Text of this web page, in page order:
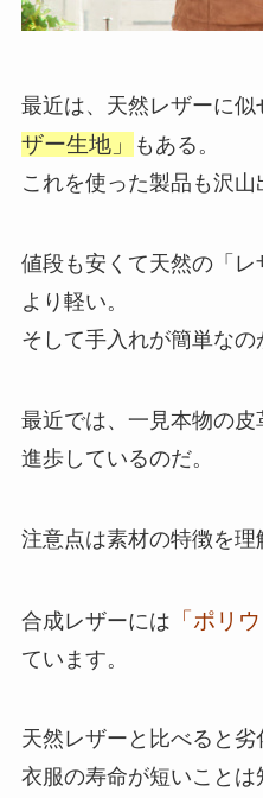
最近は、天然レザーに似
ザー生地」
もある。
これを使った製品も沢山
値段も安くて天然の「
より軽い。
そして手入れが簡単なの
最近では、一見本物の
進歩しているのだ。
注意点は素材の特徴を理
合成レザーには 「ポリ
ています。
天然レザーと比べると劣
衣服の寿命が短いことは